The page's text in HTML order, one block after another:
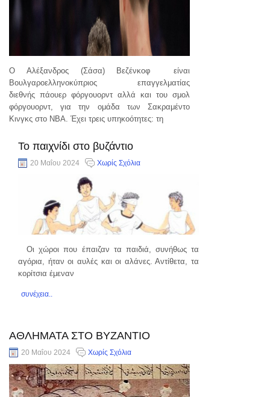
Ο Αλέξανδρος (Σάσα) Βεζένκοφ είναι
Βουλγαροελληνοκύπριος επαγγελματίας
διεθνής πάουερ φόργουορντ αλλά και του σμολ
φόργουορντ, για την ομάδα των Σακραμέντο
Κινγκς στο ΝΒΑ. Έχει τρεις υπηκοότητες: τη
Το παιχνίδι στο βυζάντιο
20 Μαΐου 2024 Χωρίς Σχόλια
Οι χώροι που έπαιζαν τα παιδιά, συνήθως τα
αγόρια, ήταν οι αυλές και οι αλάνες. Αντίθετα, τα
κορίτσια έμεναν
συνέχεια..
ΑΘΛΗΜΑΤΑ ΣΤΟ ΒΥΖΑΝΤΙΟ
20 Μαΐου 2024 Χωρίς Σχόλια